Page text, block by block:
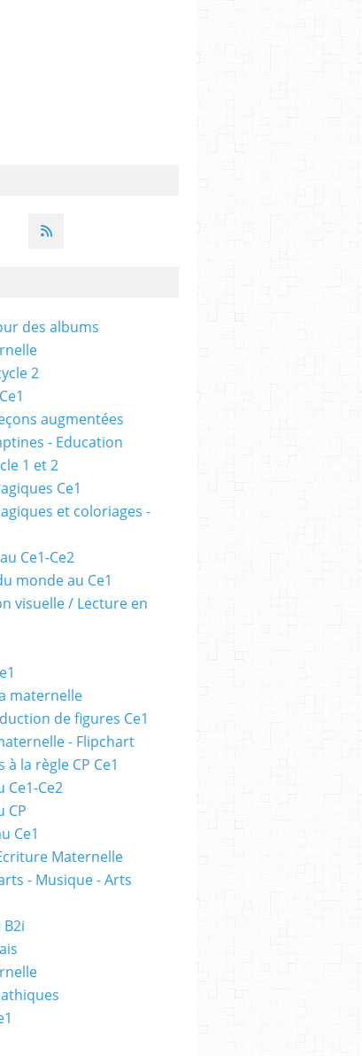
des albums
2
augmentées
- Education
1 et 2
Ce1
et coloriages -
Ce1-Ce2
monde au Ce1
visuelle / Lecture en
maternelle
de figures Ce1
- Flipchart
à la règle CP Ce1
Ce1-Ce2
CP
Ce1
Maternelle
- Musique - Arts